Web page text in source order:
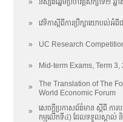
» និស្សិតឆ្នើមប្រចាំវគ្គសិក្សាទី២
» វេទិកាស្តីពីការប្រឹក្សាយោបល់
» UC Research
» Mid-term Exams, Term 3,
»
The Translation of The
World Economic Forum
»
សេចក្តីប្រកាសព័ត៌មាន ស្តីពី ក
កម្មលើកទី៤) ដែលទទួលស្គាល់ និ